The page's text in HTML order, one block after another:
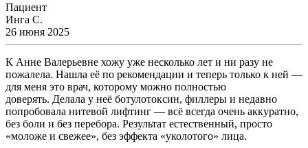
Пациент
Инга С.
26 июня 2025
К Анне Валерьевне хожу уже несколько лет и ни разу не
пожалела. Нашла её по рекомендации и теперь только к ней —
для меня это врач, которому можно полностью
доверять. Делала у неё ботулотоксин, филлеры и недавно
попробовала нитевой лифтинг — всё всегда очень аккуратно,
без боли и без перебора. Результат естественный, просто
«моложе и свежее», без эффекта «уколотого» лица.